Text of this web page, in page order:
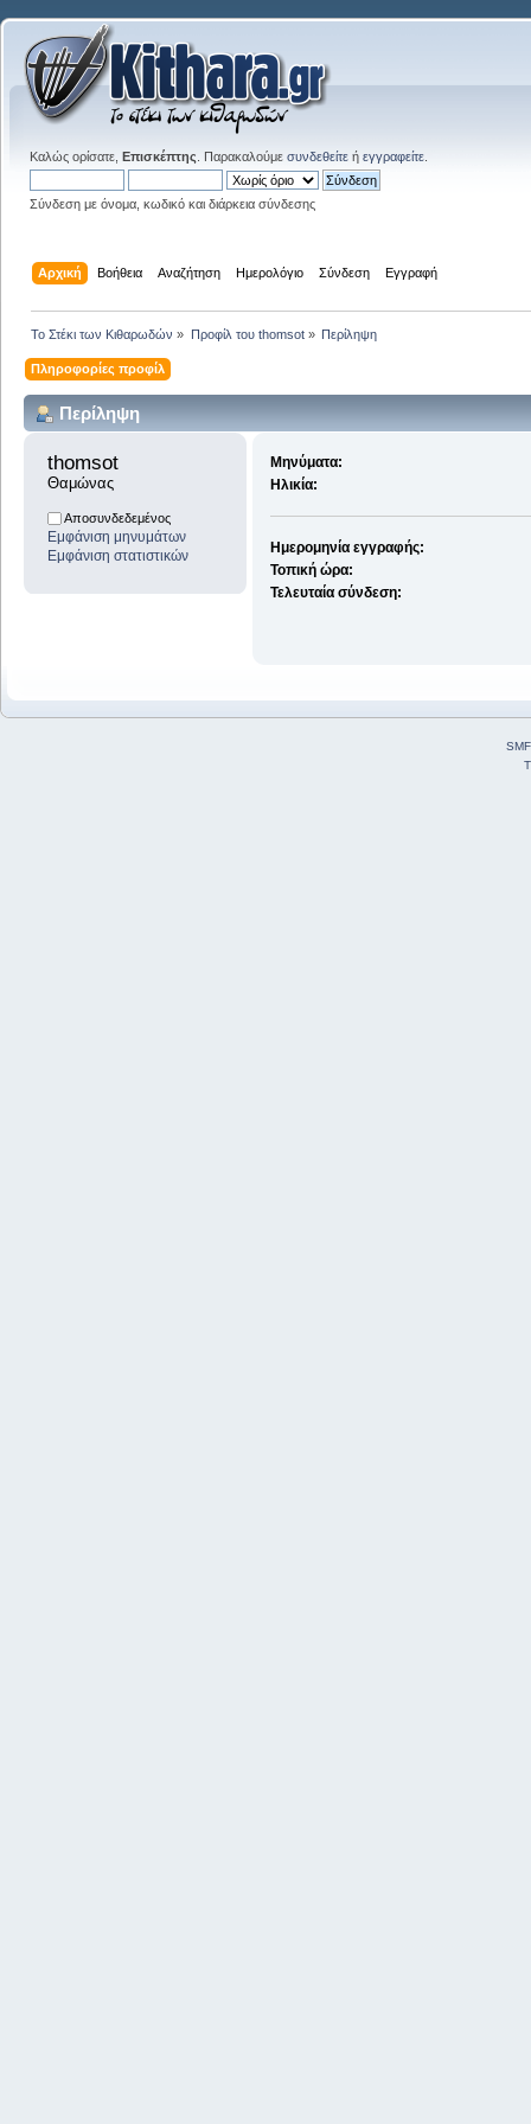
Καλώς ορίσατε, Επισκέπτης . Παρακαλούμε συνδεθείτε ή εγγραφείτε
Σύνδεση με όνομα, κωδικό και διάρκεια σύνδεσης
Αρχική Βοήθεια Αναζήτηση Ημερολόγιο Σύνδεση Εγγραφή
Το Στέκι των Κιθαρωδών » Προφίλ του thomsot» Περίληψη
Πληροφορίες προφίλ
Περίληψη
thomsot
Θαμώνας
Αποσυνδεδεμένος
Εμφάνιση μηνυμάτων
Εμφάνιση στατιστικών
Μηνύματα:
Ηλικία:
Ημερομηνία εγγραφής:
Τοπική ώρα:
Τελευταία σύνδεση: